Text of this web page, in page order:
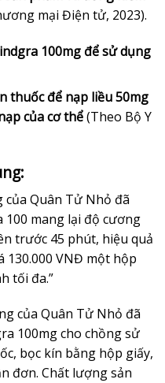
mại Điện tử, 2023).
100mg để sử dụng
thuốc để nạp liều 50mg
của cơ thể(Theo Bộ Y
Quân Tử Nhỏ đã
100 mang lại độ cương
trước 45 phút, hiệu quả
130.000 VNĐ một hộp
tối đa.”
của Quân Tử Nhỏ đã
100mg cho chồng sử
bọc kín bằng hộp giấy,
đơn. Chất lượng sản